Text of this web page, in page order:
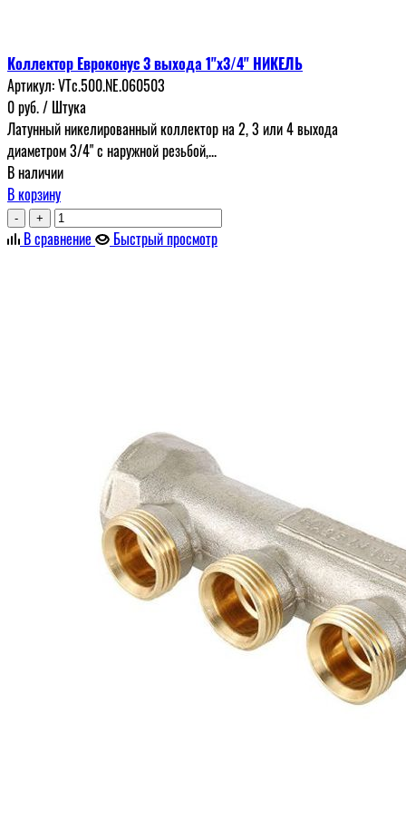
Коллектор Евроконус 3 выхода 1"х3/4" НИКЕЛЬ
Артикул:VTc.500.NЕ.060503
0руб./ Штука
Латунный никелированный коллектор на 2, 3 или 4 выхода
диаметром 3/4" с наружной резьбой,...
В наличии
В корзину
- +
В сравнение Быстрый просмотр